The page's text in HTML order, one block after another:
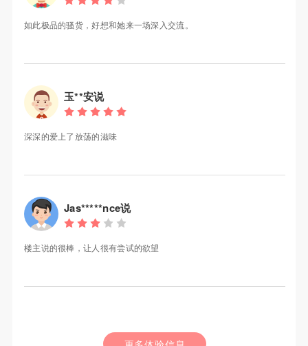
如此极品的骚货，好想和她来一场深入交流。
玉**安说
深深的爱上了放荡的滋味
Jas*****nce说
楼主说的很棒，让人很有尝试的欲望